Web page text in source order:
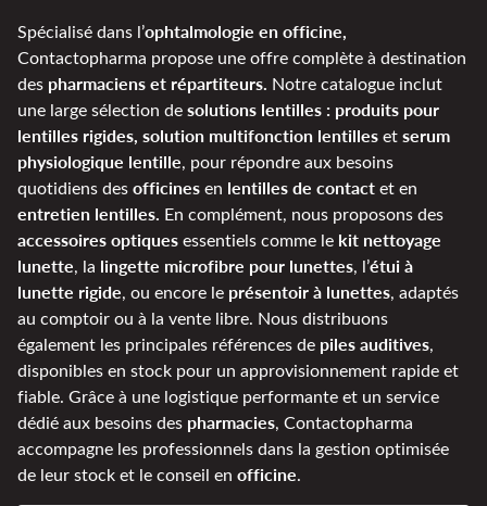
Spécialisé dans l’ophtalmologie en officine,
Contactopharma propose une offre complète à destination
des pharmaciens et répartiteurs. Notre catalogue inclut
une large sélection desolutions lentilles : produits pour
lentilles rigides, solution multifonction lentillesetserum
physiologique lentille, pour répondre aux besoins
quotidiens desofficinesen lentilles de contactet en
entretien lentilles. En complément, nous proposons des
accessoires optiquesessentiels comme le kit nettoyage
lunette, la lingette microfibre pour lunettes, l’étui à
lunette rigide, ou encore le présentoir à lunettes, adaptés
au comptoir ou à la vente libre. Nous distribuons
également les principales références de piles auditives,
disponibles en stock pour un approvisionnement rapide et
fiable. Grâce à une logistique performante et un service
dédié aux besoins des pharmacies, Contactopharma
accompagne les professionnels dans la gestion optimisée
de leur stock et le conseil en officine.